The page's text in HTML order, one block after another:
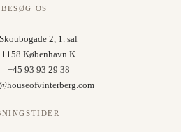
BESØG OS
Skoubogade 2, 1. sal
1158 København K
+45 93 93 29 38